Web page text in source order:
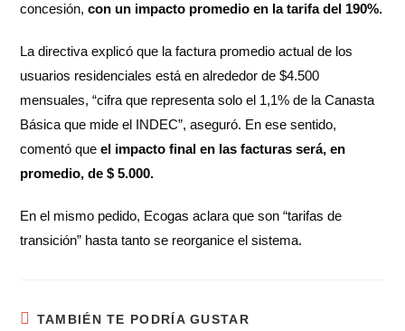
concesión,con un impacto promedio en la tarifa del 190%.
La directiva explicó que la factura promedio actual de los
usuarios residenciales está en alrededor de $4.500
mensuales, “cifra que representa solo el 1,1% de la Canasta
Básica que mide el INDEC”, aseguró. En ese sentido,
comentó queel impacto final en las facturas será, en
promedio, de $ 5.000.
En el mismo pedido, Ecogas aclara que son “tarifas de
transición” hasta tanto se reorganice el sistema.
TAMBIÉN TE PODRÍA GUSTAR